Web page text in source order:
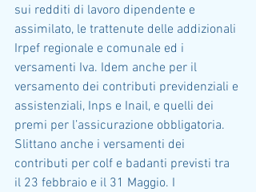
sui redditi di lavoro dipendente e
assimilato, le trattenute delle addizionali
Irpef regionale e comunale ed i
versamenti Iva. Idem anche per il
versamento dei contributi previdenziali e
assistenziali, Inps e Inail, e quelli dei
premi per l’assicurazione obbligatoria.
Slittano anche i versamenti dei
contributi per colf e badanti previsti tra
il 23 febbraio e il 31 Maggio. I